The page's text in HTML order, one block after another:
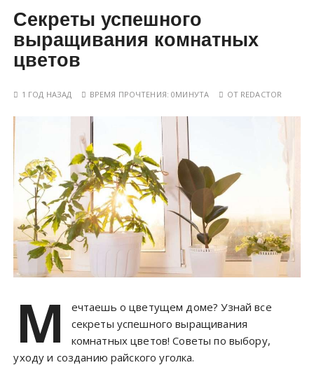
Секреты успешного
выращивания комнатных
цветов
1 ГОД НАЗАД ВРЕМЯ ПРОЧТЕНИЯ:0МИНУТА ОТ REDACTOR
М
ечтаешь о цветущем доме? Узнай все
секреты успешного выращивания
комнатных цветов! Советы по выбору,
уходу и созданию райского уголка.